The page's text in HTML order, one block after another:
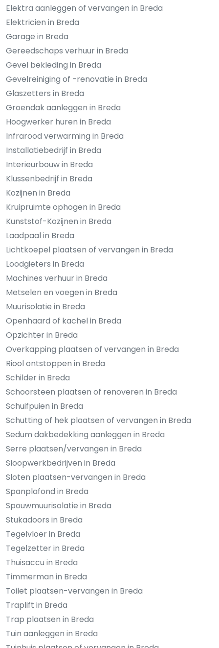
Elektra aanleggen of vervangen in Breda
Elektricien in Breda
Garage in Breda
Gereedschaps verhuur in Breda
Gevel bekleding in Breda
Gevelreiniging of -renovatie in Breda
Glaszetters in Breda
Groendak aanleggen in Breda
Hoogwerker huren in Breda
Infrarood verwarming in Breda
Installatiebedrijf in Breda
Interieurbouw in Breda
Klussenbedrijf in Breda
Kozijnen in Breda
Kruipruimte ophogen in Breda
Kunststof-Kozijnen in Breda
Laadpaal in Breda
Lichtkoepel plaatsen of vervangen in Breda
Loodgieters in Breda
Machines verhuur in Breda
Metselen en voegen in Breda
Muurisolatie in Breda
Openhaard of kachel in Breda
Opzichter in Breda
Overkapping plaatsen of vervangen in Breda
Riool ontstoppen in Breda
Schilder in Breda
Schoorsteen plaatsen of renoveren in Breda
Schuifpuien in Breda
Schutting of hek plaatsen of vervangen in Breda
Sedum dakbedekking aanleggen in Breda
Serre plaatsen/vervangen in Breda
Sloopwerkbedrijven in Breda
Sloten plaatsen-vervangen in Breda
Spanplafond in Breda
Spouwmuurisolatie in Breda
Stukadoors in Breda
Tegelvloer in Breda
Tegelzetter in Breda
Thuisaccu in Breda
Timmerman in Breda
Toilet plaatsen-vervangen in Breda
Traplift in Breda
Trap plaatsen in Breda
Tuin aanleggen in Breda